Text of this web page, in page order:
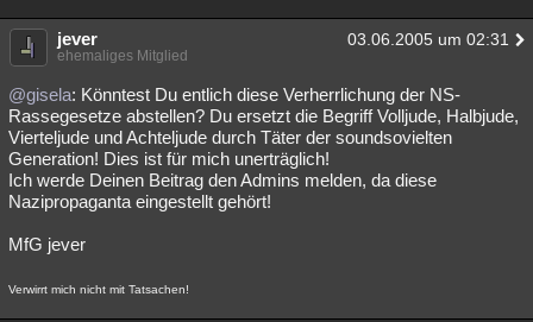
jever 03.06.2005 um 02:31
ehemaliges Mitglied
@gisela: Könntest Du entlich diese Verherrlichung der NS-
Rassegesetze abstellen? Du ersetzt die Begriff Volljude, Halbjude,
Vierteljude und Achteljude durch Täter der soundsovielten
Generation! Dies ist für mich unerträglich!
Ich werde Deinen Beitrag den Admins melden, da diese
Nazipropaganta eingestellt gehört!
MfG jever
Verwirrt mich nicht mit Tatsachen!